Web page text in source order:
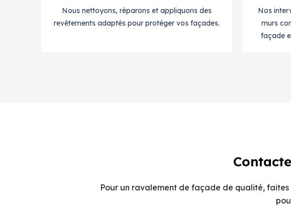
Nous nettoyons, réparons et appliquons des
revêtements adaptés pour protéger vos façades.
Nos
murs
façade
Pour un ravalement de façade de qualité, faites